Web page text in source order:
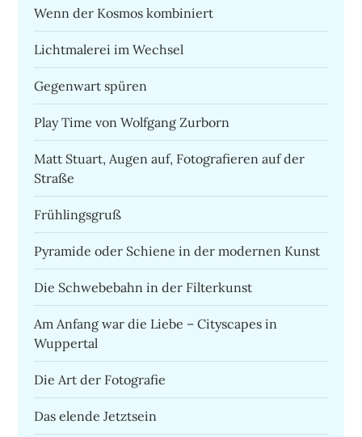
Wenn der Kosmos kombiniert
Lichtmalerei im Wechsel
Gegenwart spüren
Play Time von Wolfgang Zurborn
Matt Stuart, Augen auf, Fotografieren auf der
Straße
Frühlingsgruß
Pyramide oder Schiene in der modernen Kunst
Die Schwebebahn in der Filterkunst
Am Anfang war die Liebe – Cityscapes in
Wuppertal
Die Art der Fotografie
Das elende Jetztsein